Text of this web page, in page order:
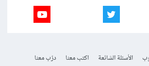
الأسئلة الشائعة اكتب معنا
درّب معنا